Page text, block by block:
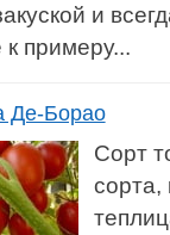
и
примеру...
Де-Борао
Сорт
сорта,